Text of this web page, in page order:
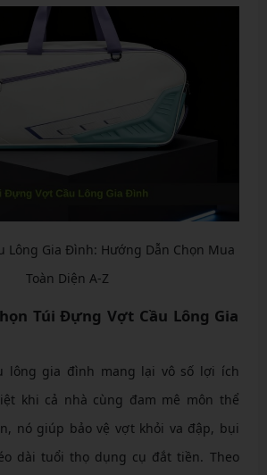
Lông Gia Đình: Hướng Dẫn Chọn Mua
Toàn Diện A-Z
Túi Đựng Vợt Cầu Lông Gia
lông gia đình mang lại vô số lợi ích
khi cả nhà cùng đam mê môn thể
nó giúp bảo vệ vợt khỏi va đập, bụi
dài tuổi thọ dụng cụ đắt tiền. Theo